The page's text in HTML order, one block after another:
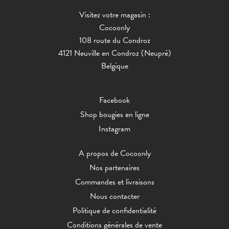
Visitez votre magasin :
Cocoonly
108 route du Condroz
4121 Neuville en Condroz (Neupré)
Belgique
Facebook
Shop bougies en ligne
Instagram
A propos de Cocoonly
Nos partenaires
Commandes et livraisons
Nous contacter
Politique de confidentialité
Conditions générales de vente